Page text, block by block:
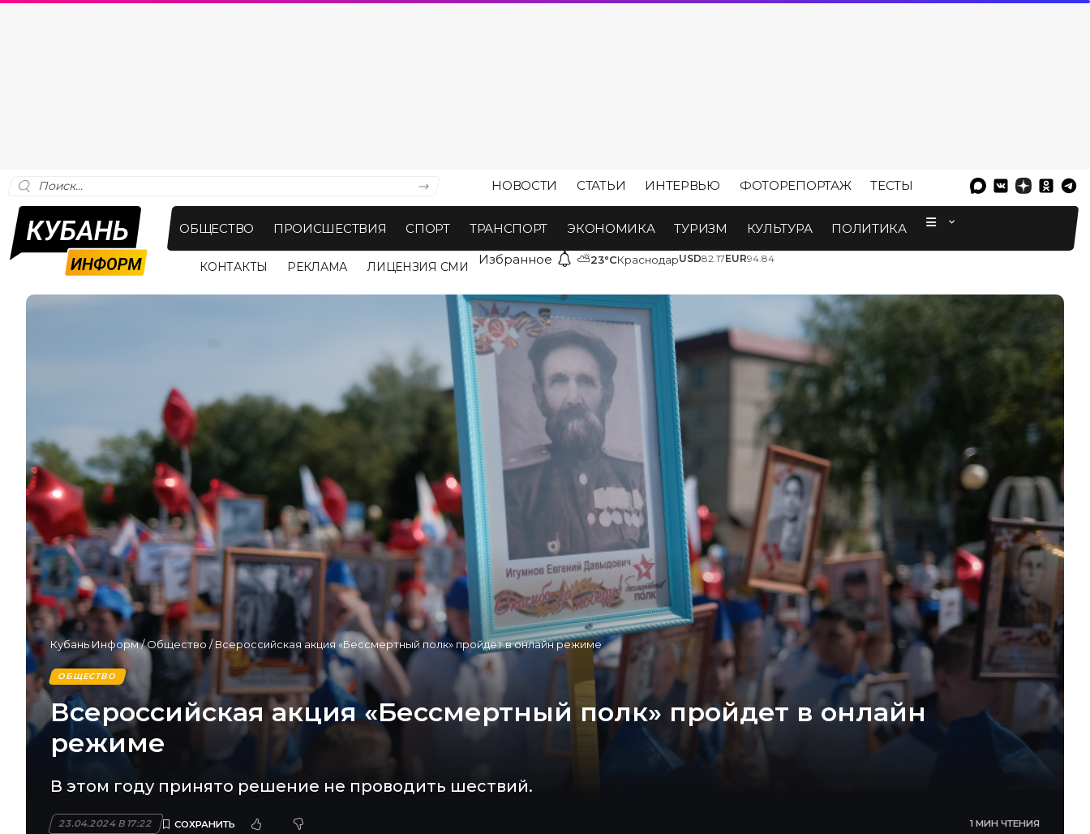
НОВОСТИ СТАТЬИ ИНТЕРВЬЮ ФОТОРЕПОРТАЖ ТЕСТЫ
ОБЩЕСТВО ПРОИСШЕСТВИЯ СПОРТ ТРАНСПОРТ ЭКОНОМИКА ТУРИЗМ КУЛЬТУРА ПОЛИТИКА
КОНТАКТЫ РЕКЛАМА ЛИЦЕНЗИЯ СМИ Избранное ⛅23°CКраснодарUSD82.17EUR94.84
Кубань Информ/Общество /Всероссийская акция «Бессмертный полк» пройдет в онлайн режиме
ОБЩЕСТВО
Всероссийская акция «Бессмертный полк» пройдет в онлайн
режиме
В этом году принято решение не проводить шествий.
23.04.2024 В 17:22 1 МИН ЧТЕНИЯ